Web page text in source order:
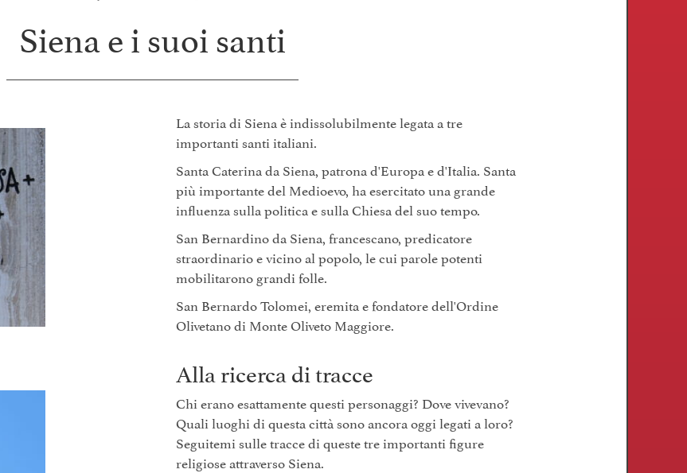
Siena e i suoi santi
La storia di Siena è indissolubilmente legata a tre
importanti santi italiani.
Santa Caterina da Siena, patrona d'Europa e d'Italia. Santa
più importante del Medioevo, ha esercitato una grande
influenza sulla politica e sulla Chiesa del suo tempo.
San Bernardino da Siena, francescano, predicatore
straordinario e vicino al popolo, le cui parole potenti
mobilitarono grandi folle.
San Bernardo Tolomei, eremita e fondatore dell'Ordine
Olivetano di Monte Oliveto Maggiore.
Alla ricerca di tracce
Chi erano esattamente questi personaggi? Dove vivevano?
Quali luoghi di questa città sono ancora oggi legati a loro?
Seguitemi sulle tracce di queste tre importanti figure
religiose attraverso Siena.